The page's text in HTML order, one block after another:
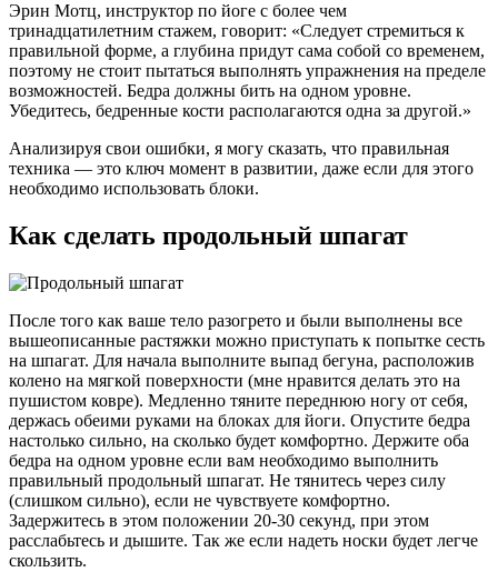
Эрин Мотц, инструктор по йоге с более чем
тринадцатилетним стажем, говорит: «Следует стремиться к
правильной форме, а глубина придут сама собой со временем,
поэтому не стоит пытаться выполнять упражнения на пределе
возможностей. Бедра должны бить на одном уровне.
Убедитесь, бедренные кости располагаются одна за другой.»
Анализируя свои ошибки, я могу сказать, что правильная
техника — это ключ момент в развитии, даже если для этого
необходимо использовать блоки.
Как сделать продольный шпагат
После того как ваше тело разогрето и были выполнены все
вышеописанные растяжки можно приступать к попытке сесть
на шпагат. Для начала выполните выпад бегуна, расположив
колено на мягкой поверхности (мне нравится делать это на
пушистом ковре). Медленно тяните переднюю ногу от себя,
держась обеими руками на блоках для йоги. Опустите бедра
настолько сильно, на сколько будет комфортно. Держите оба
бедра на одном уровне если вам необходимо выполнить
правильный продольный шпагат. Не тянитесь через силу
(слишком сильно), если не чувствуете комфортно.
Задержитесь в этом положении 20-30 секунд, при этом
расслабьтесь и дышите. Так же если надеть носки будет легче
скользить.